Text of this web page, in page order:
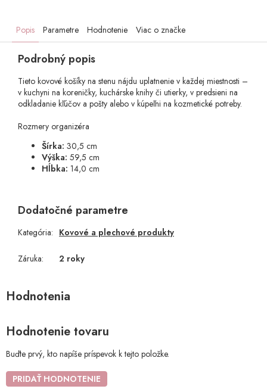
Popis Parametre Hodnotenie Viac o značke
Podrobný popis
Tieto kovové košíky na stenu nájdu uplatnenie v každej miestnosti –
v kuchyni na koreničky, kuchárske knihy či utierky, v predsieni na
odkladanie kľúčov a pošty alebo v kúpeľni na kozmetické potreby.
Rozmery organizéra
Šírka: 30,5 cm
Výška: 59,5 cm
Hĺbka: 14,0 cm
Dodatočné parametre
Kategória: Kovové a plechové produkty
Záruka: 2 roky
Hodnotenie tovaru
Buďte prvý, kto napíše príspevok k tejto položke.
PRIDAŤ HODNOTENIE